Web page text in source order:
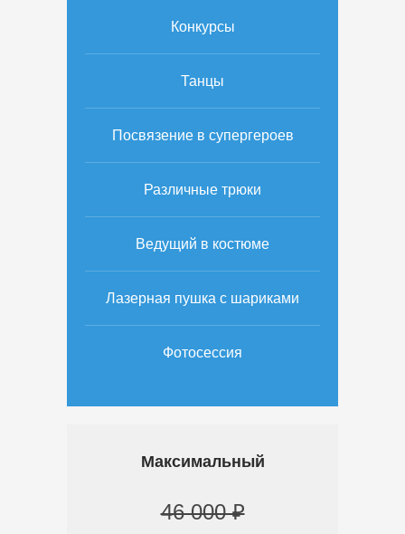
Конкурсы
Танцы
Посвязение в супергероев
Различные трюки
Ведущий в костюме
Лазерная пушка с шариками
Фотосессия
Максимальный
46 000 ₽